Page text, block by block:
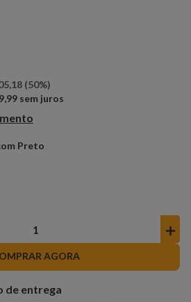
,18 (50%)
,99 sem juros
Preto
＋
AGORA
de entrega